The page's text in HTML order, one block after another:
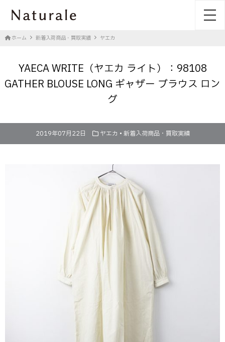
ホーム 新着入荷商品・買取実績 ヤエカ
YAECA WRITE（ヤエカ ライト）：98108
GATHER BLOUSE LONG ギャザー ブラウス ロン
グ
2019年07月22日 ヤエカ • 新着入荷商品・買取実績